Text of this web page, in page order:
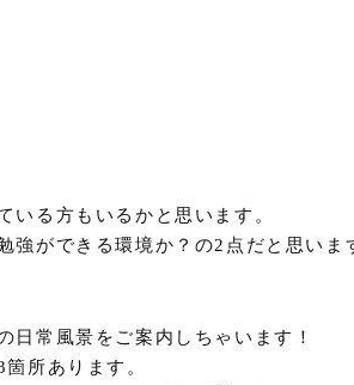
いる方もいるかと思います。
ができる環境か？の2点だと思いま
日常風景をご案内しちゃいます！
所あります。